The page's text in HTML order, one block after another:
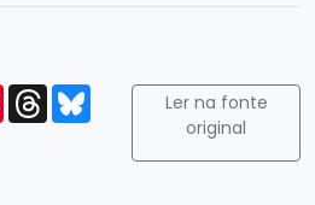
Pinterest
ThreadsBlueskyLer na fonte
original